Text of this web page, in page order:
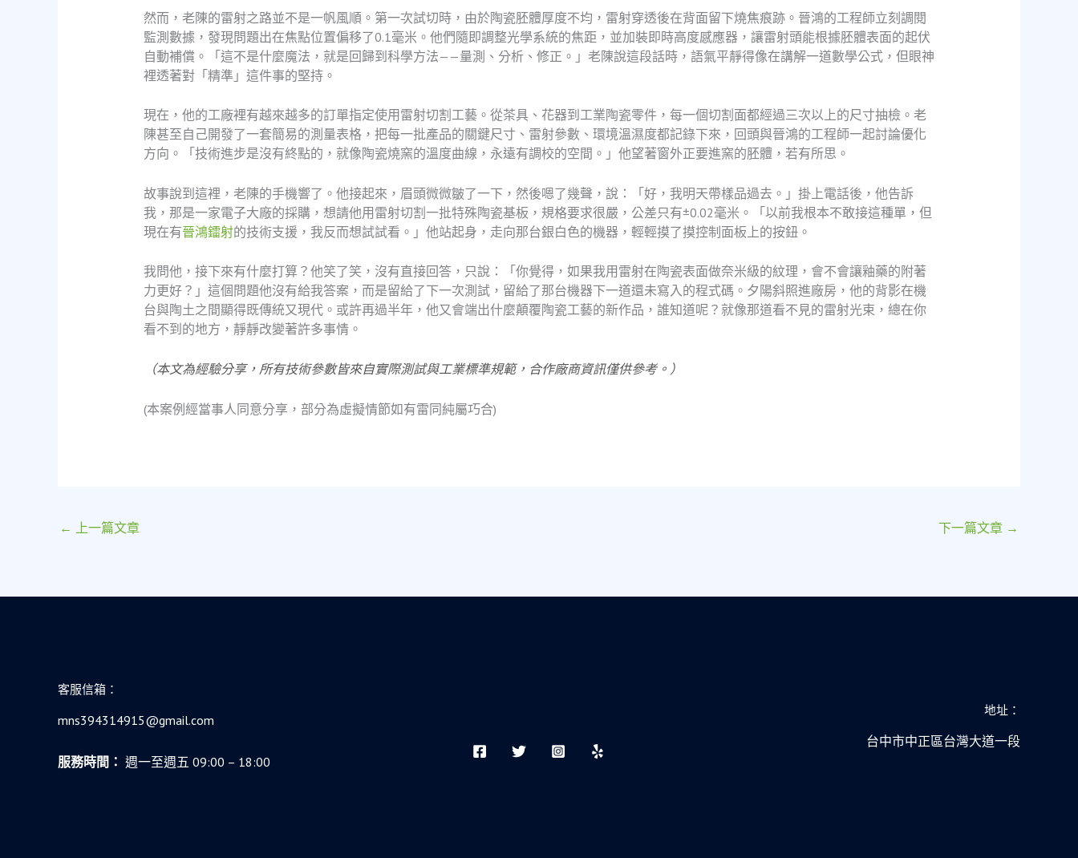
然而，老陳的雷射之路並不是一帆風順。第一次試切時，由於陶瓷胚體厚度不均，雷射穿透後在背面留下燒焦痕跡。晉鴻的工程師立刻調閱
監測數據，發現問題出在焦點位置偏移了0.1毫米。他們隨即調整光學系統的焦距，並加裝即時高度感應器，讓雷射頭能根據胚體表面的起伏
自動補償。「這不是什麼魔法，就是回歸到科學方法——量測、分析、修正。」老陳說這段話時，語氣平靜得像在講解一道數學公式，但眼神
裡透著對「精準」這件事的堅持。
現在，他的工廠裡有越來越多的訂單指定使用雷射切割工藝。從茶具、花器到工業陶瓷零件，每一個切割面都經過三次以上的尺寸抽檢。老
陳甚至自己開發了一套簡易的測量表格，把每一批產品的關鍵尺寸、雷射參數、環境溫濕度都記錄下來，回頭與晉鴻的工程師一起討論優化
方向。「技術進步是沒有終點的，就像陶瓷燒窯的溫度曲線，永遠有調校的空間。」他望著窗外正要進窯的胚體，若有所思。
故事說到這裡，老陳的手機響了。他接起來，眉頭微微皺了一下，然後嗯了幾聲，說：「好，我明天帶樣品過去。」掛上電話後，他告訴
我，那是一家電子大廠的採購，想請他用雷射切割一批特殊陶瓷基板，規格要求很嚴，公差只有±0.02毫米。「以前我根本不敢接這種單，但
現在有晉鴻鐳射的技術支援，我反而想試試看。」他站起身，走向那台銀白色的機器，輕輕摸了摸控制面板上的按鈕。
我問他，接下來有什麼打算？他笑了笑，沒有直接回答，只說：「你覺得，如果我用雷射在陶瓷表面做奈米級的紋理，會不會讓釉藥的附著
力更好？」這個問題他沒有給我答案，而是留給了下一次測試，留給了那台機器下一道還未寫入的程式碼。夕陽斜照進廠房，他的背影在機
台與陶土之間顯得既傳統又現代。或許再過半年，他又會端出什麼顛覆陶瓷工藝的新作品，誰知道呢？就像那道看不見的雷射光束，總在你
看不到的地方，靜靜改變著許多事情。
（本文為經驗分享，所有技術參數皆來自實際測試與工業標準規範，合作廠商資訊僅供參考。）
(本案例經當事人同意分享，部分為虛擬情節如有雷同純屬巧合)
← 上一篇文章 下一篇文章 →
客服信箱：
mns394314915@gmail.com
服務時間： 週一至週五 09:00 – 18:00
地址：
台中市中正區台灣大道一段